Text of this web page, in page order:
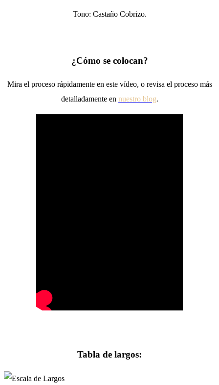
Tono: Castaño Cobrizo.
¿Cómo se colocan?
Mira el proceso rápidamente en este vídeo, o revisa el proceso más
detalladamente en nuestro blog.
Tabla de largos: